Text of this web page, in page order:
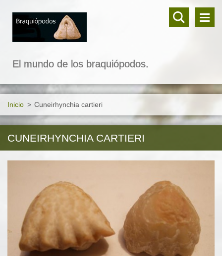
El mundo de los braquiópodos.
Inicio > Cuneirhynchia cartieri
CUNEIRHYNCHIA CARTIERI